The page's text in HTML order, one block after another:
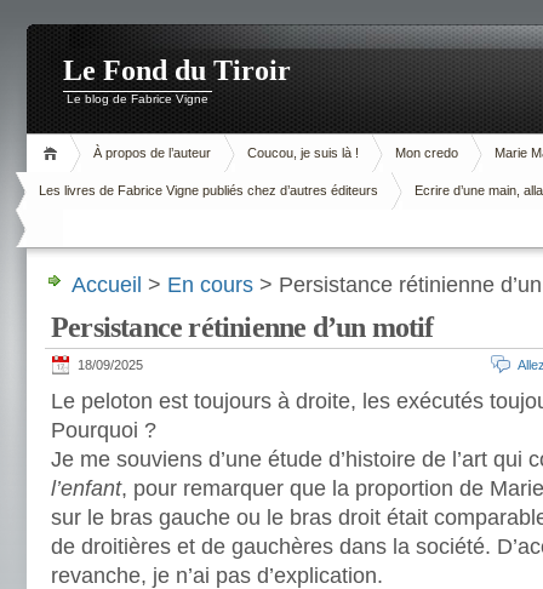
Le Fond du Tiroir
Le blog de Fabrice Vigne
À propos de l’auteur Coucou, je suis là ! Mon credo Marie
Les livres de Fabrice Vigne publiés chez d’autres éditeurs Ecrire d’une main,
Accueil > En cours > Persistance rétinienne
Persistance rétinienne d’un motif
18/09/2025
Le peloton est toujours à droite, les exécutés
Pourquoi ?
Je me souviens d’une étude d’histoire de l’art qui
l’enfant, pour remarquer que la proportion de
sur le bras gauche ou le bras droit était
de droitières et de gauchères dans la société.
revanche, je n’ai pas d’explication.